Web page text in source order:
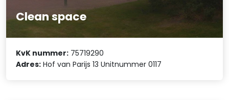
Clean space
KvK nummer: 75719290
Adres: Hof van Parijs 13 Unitnummer 0117